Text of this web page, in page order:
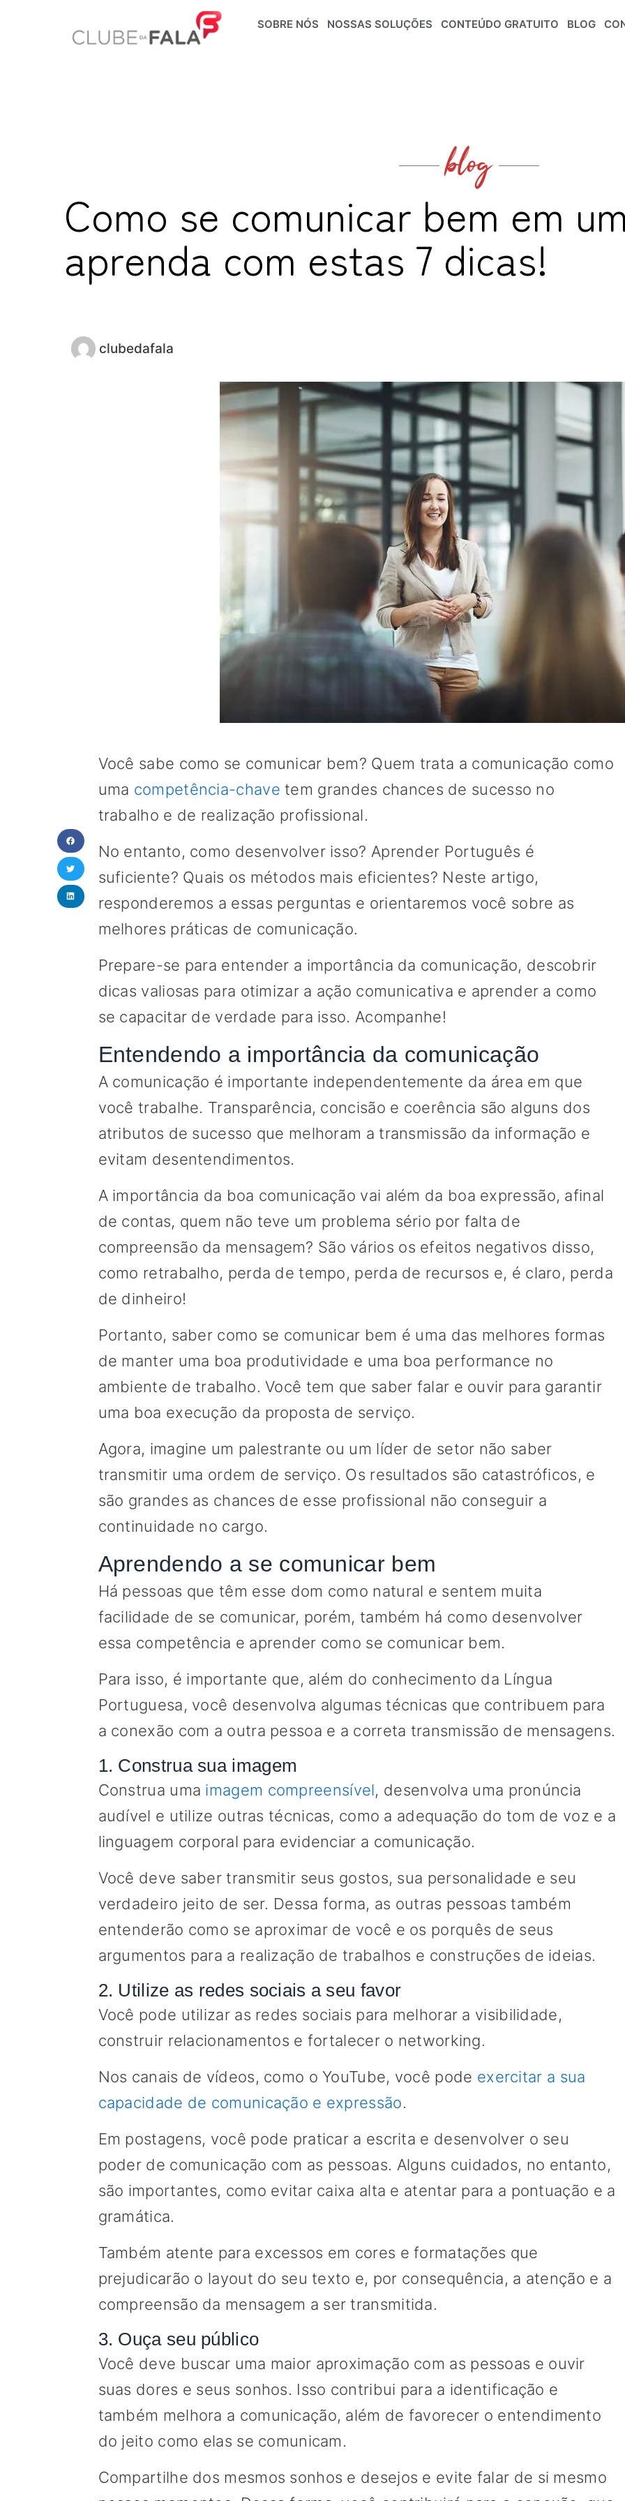
SOBRE NÓS NOSSAS SOLUÇÕES CONTEÚDO GRATUITO BLOG
blog
Como se comunicar bem em
aprenda com estas 7 dicas!
clubedafala
Você sabe como se comunicar bem? Quem trata a comunicação como
uma competência-chave tem grandes chances de sucesso no
trabalho e de realização profissional.
No entanto, como desenvolver isso? Aprender Português é
suficiente? Quais os métodos mais eficientes? Neste artigo,
responderemos a essas perguntas e orientaremos você sobre as
melhores práticas de comunicação.
Prepare-se para entender a importância da comunicação, descobrir
dicas valiosas para otimizar a ação comunicativa e aprender a como
se capacitar de verdade para isso. Acompanhe!
Entendendo a importância da comunicação
A comunicação é importante independentemente da área em que
você trabalhe. Transparência, concisão e coerência são alguns dos
atributos de sucesso que melhoram a transmissão da informação e
evitam desentendimentos.
A importância da boa comunicação vai além da boa expressão, afinal
de contas, quem não teve um problema sério por falta de
compreensão da mensagem? São vários os efeitos negativos disso,
como retrabalho, perda de tempo, perda de recursos e, é claro, perda
de dinheiro!
Portanto, saber como se comunicar bem é uma das melhores formas
de manter uma boa produtividade e uma boa performance no
ambiente de trabalho. Você tem que saber falar e ouvir para garantir
uma boa execução da proposta de serviço.
Agora, imagine um palestrante ou um líder de setor não saber
transmitir uma ordem de serviço. Os resultados são catastróficos, e
são grandes as chances de esse profissional não conseguir a
continuidade no cargo.
Aprendendo a se comunicar bem
Há pessoas que têm esse dom como natural e sentem muita
facilidade de se comunicar, porém, também há como desenvolver
essa competência e aprender como se comunicar bem.
Para isso, é importante que, além do conhecimento da Língua
Portuguesa, você desenvolva algumas técnicas que contribuem para
a conexão com a outra pessoa e a correta transmissão de mensagens.
1. Construa sua imagem
Construa uma imagem compreensível, desenvolva uma pronúncia
audível e utilize outras técnicas, como a adequação do tom de voz e a
linguagem corporal para evidenciar a comunicação.
Você deve saber transmitir seus gostos, sua personalidade e seu
verdadeiro jeito de ser. Dessa forma, as outras pessoas também
entenderão como se aproximar de você e os porquês de seus
argumentos para a realização de trabalhos e construções de ideias.
2. Utilize as redes sociais a seu favor
Você pode utilizar as redes sociais para melhorar a visibilidade,
construir relacionamentos e fortalecer o networking.
Nos canais de vídeos, como o YouTube, você pode exercitar a sua
capacidade de comunicação e expressão.
Em postagens, você pode praticar a escrita e desenvolver o seu
poder de comunicação com as pessoas. Alguns cuidados, no entanto,
são importantes, como evitar caixa alta e atentar para a pontuação e a
gramática.
Também atente para excessos em cores e formatações que
prejudicarão o layout do seu texto e, por consequência, a atenção e a
compreensão da mensagem a ser transmitida.
3. Ouça seu público
Você deve buscar uma maior aproximação com as pessoas e ouvir
suas dores e seus sonhos. Isso contribui para a identificação e
também melhora a comunicação, além de favorecer o entendimento
do jeito como elas se comunicam.
Compartilhe dos mesmos sonhos e desejos e evite falar de si mesmo